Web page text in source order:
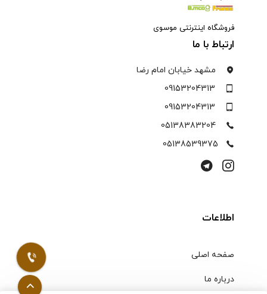
فروشگاه اینترنتی موسوی
ارتباط با ما
مشهد خیابان امام رضا
09153204313
09153204313
05138383204
05138539375
اطلاعات
صفحه اصلی
درباره ما